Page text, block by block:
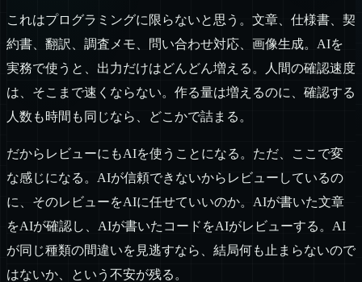
これはプログラミングに限らないと思う。文章、仕様書、契
約書、翻訳、調査メモ、問い合わせ対応、画像生成。AIを
実務で使うと、出力だけはどんどん増える。人間の確認速度
は、そこまで速くならない。作る量は増えるのに、確認する
人数も時間も同じなら、どこかで詰まる。
だからレビューにもAIを使うことになる。ただ、ここで変
な感じになる。AIが信頼できないからレビューしているの
に、そのレビューをAIに任せていいのか。AIが書いた文章
をAIが確認し、AIが書いたコードをAIがレビューする。AI
が同じ種類の間違いを見逃すなら、結局何も止まらないので
はないか、という不安が残る。